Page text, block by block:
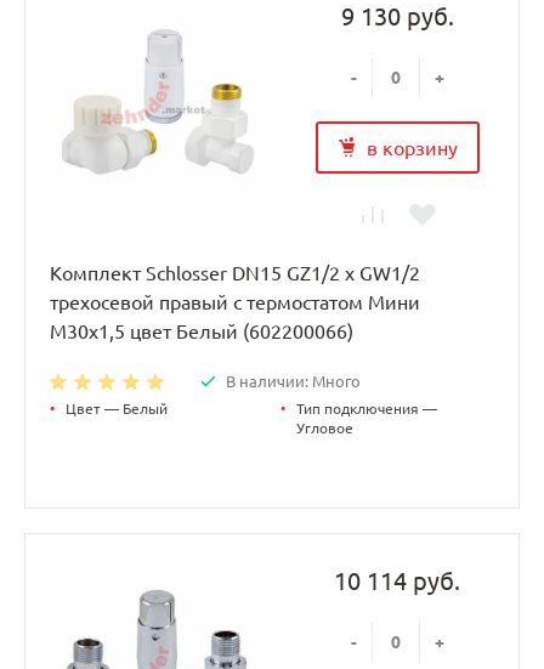
9 130 руб.
- +
в корзину
Комплект Schlosser DN15 GZ1/2 x GW1/2
трехосевой правый с термостатом Мини
M30x1,5 цвет Белый (602200066)
В наличии: Много
• Цвет — Белый •
Тип подключения —
Угловое
10 114 руб.
- +